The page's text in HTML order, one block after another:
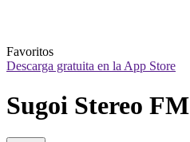
Favoritos
Descarga gratuita en la App Store
Sugoi Stereo FM